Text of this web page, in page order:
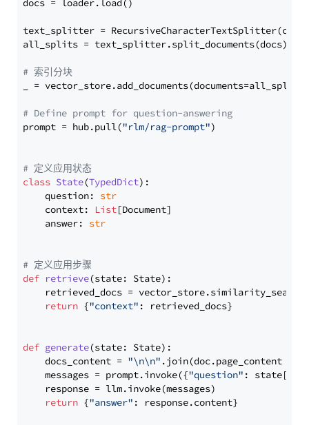
docs = loader.load()
text_splitter =
all_splits = text_splitter.split_documents(docs)
# 索引分块
_ = vector_store.add_documents(documents=all_splits)
# Define prompt for question-answering
prompt = hub.pull("rlm/rag-prompt")
# 定义应用状态
class State(TypedDict):
    question:
str
    context:
List[Document]
    answer:
str
# 定义应用步骤
def retrieve(state: State):
retrieved_docs =
return {"context" : retrieved_docs}
def generate(state: State):
    docs_content =
"\n\n" .join(doc.page_content
    messages = prompt.invoke({
"question" : state[
    response = llm.invoke(messages)
return {"answer" : response.content}